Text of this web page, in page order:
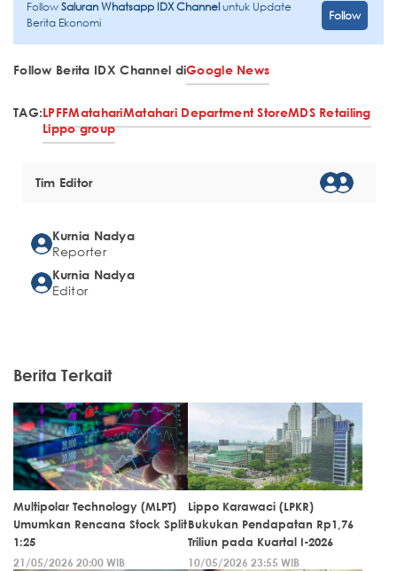
FollowSaluran Whatsapp IDX Channeluntuk Update
Berita Ekonomi
Follow
Follow Berita IDX Channel diGoogle News
TAG:LPFFMatahariMatahari Department StoreMDS Retailing
Lippo group
Tim Editor
Kurnia Nadya
Reporter
Kurnia Nadya
Editor
Berita Terkait
Multipolar Technology (MLPT)
Umumkan Rencana Stock Split
1:25
21/05/2026 20:00 WIB
Lippo Karawaci (LPKR)
Bukukan Pendapatan Rp1,76
Triliun pada Kuartal I-2026
10/05/2026 23:55 WIB